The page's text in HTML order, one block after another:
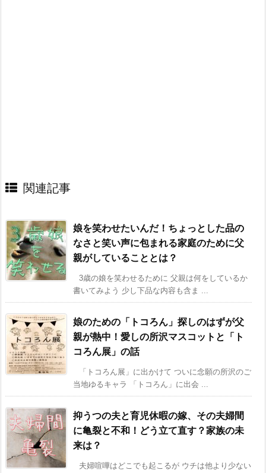
関連記事
娘を笑わせたいんだ！ちょっとした品の
なさと笑い声に包まれる家庭のために父
親がしていることとは？
3歳の娘を笑わせるために 父親は何をしているか
書いてみよう 少し下品な内容も含ま ...
娘のための「トコろん」探しのはずが父
親が熱中！愛しの所沢マスコットと「ト
コろん展」の話
「トコろん展」に出かけて ついに念願の所沢のご
当地ゆるキャラ 「トコろん」に出会 ...
抑うつの夫と育児休暇の嫁、その夫婦間
に亀裂と不和！どう立て直す？家族の未
来は？
夫婦喧嘩はどこでも起こるが ウチは他より少ない